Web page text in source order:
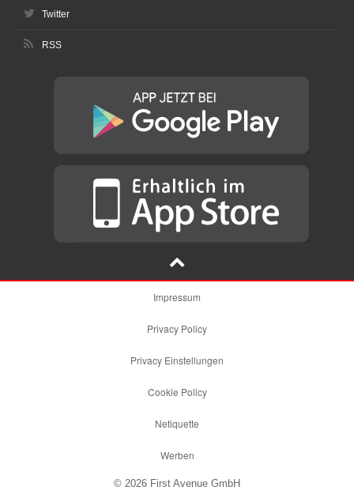
Twitter
RSS
Impressum
Privacy Policy
Privacy Einstellungen
Cookie Policy
Netiquette
Werben
© 2026 First Avenue GmbH